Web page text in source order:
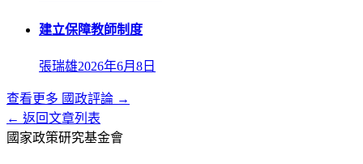
建立保障教師制度
張瑞雄2026年6月8日
查看更多 國政評論 →
← 返回文章列表
國家政策研究基金會